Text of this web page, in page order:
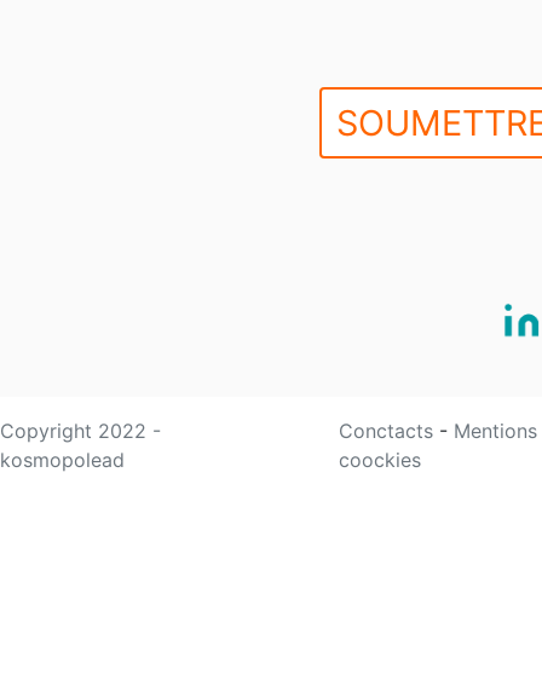
Copyright 2022 -
kosmopolead
Conctacts -
coockies